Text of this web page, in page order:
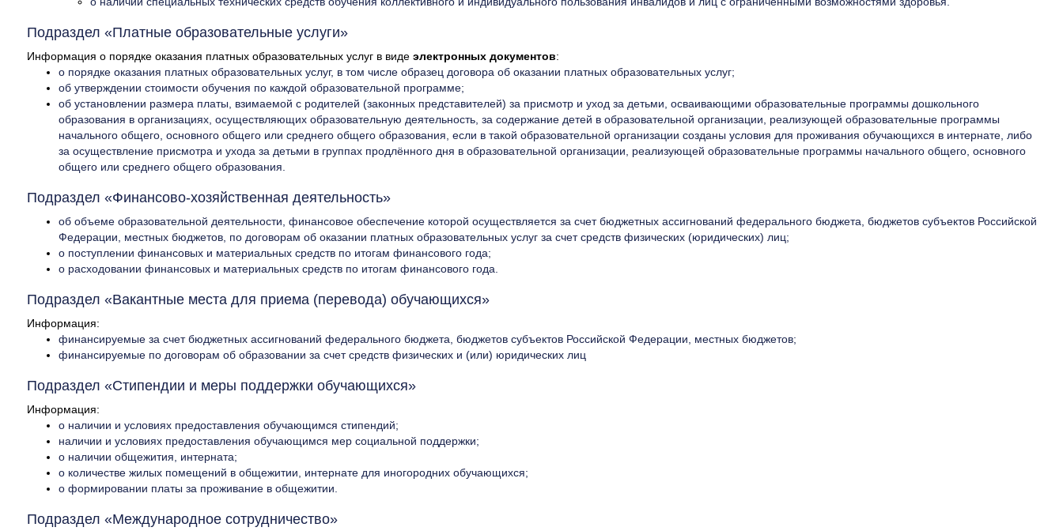
Подраздел «Платные образовательные услуги»
Информация о порядке оказания платных образовательных услуг в виде электронных документов:
о порядке оказания платных образовательных услуг, в том числе образец договора об оказании платных образовательных услуг;
об утверждении стоимости обучения по каждой образовательной программе;
об установлении размера платы, взимаемой с родителей (законных представителей) за присмотр и уход за детьми, осваивающими образовательные программы дошкольного
образования в организациях, осуществляющих образовательную деятельность, за содержание детей в образовательной организации, реализующей образовательные программы
начального общего, основного общего или среднего общего образования, если в такой образовательной организации созданы условия для проживания обучающихся в интернате, либо
за осуществление присмотра и ухода за детьми в группах продлённого дня в образовательной организации, реализующей образовательные программы начального общего, основного
общего или среднего общего образования.
Подраздел «Финансово-хозяйственная деятельность»
об объеме образовательной деятельности, финансовое обеспечение которой осуществляется за счет бюджетных ассигнований федерального бюджета, бюджетов субъектов Российской
Федерации, местных бюджетов, по договорам об оказании платных образовательных услуг за счет средств физических (юридических) лиц;
о поступлении финансовых и материальных средств по итогам финансового года;
о расходовании финансовых и материальных средств по итогам финансового года.
Подраздел «Вакантные места для приема (перевода) обучающихся»
Информация:
финансируемые за счет бюджетных ассигнований федерального бюджета, бюджетов субъектов Российской Федерации, местных бюджетов;
финансируемые по договорам об образовании за счет средств физических и (или) юридических лиц
Подраздел «Стипендии и меры поддержки обучающихся»
Информация:
о наличии и условиях предоставления обучающимся стипендий;
наличии и условиях предоставления обучающимся мер социальной поддержки;
о наличии общежития, интерната;
о количестве жилых помещений в общежитии, интернате для иногородних обучающихся;
о формировании платы за проживание в общежитии.
Подраздел «Международное сотрудничество»